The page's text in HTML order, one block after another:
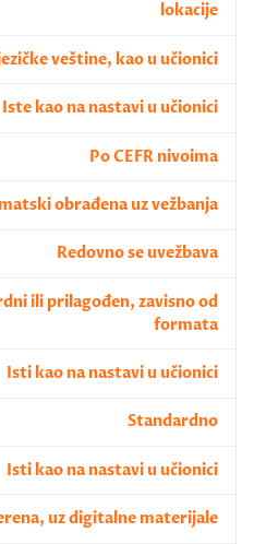
lokacije
veštine, kao u učionici
Iste kao na nastavi u učionici
Po CEFR nivoima
obrađena uz vežbanja
Redovno se uvežbava
ili prilagođen, zavisno od
formata
Isti kao na nastavi u učionici
Standardno
Isti kao na nastavi u učionici
uz digitalne materijale